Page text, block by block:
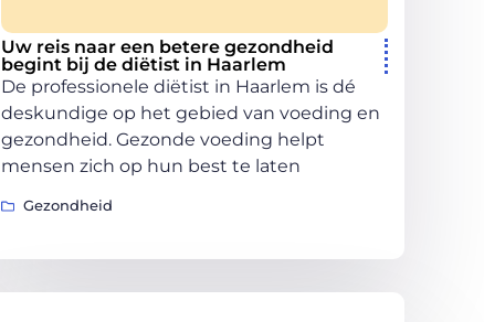
Uw reis naar een betere gezondheid
begint bij de diëtist in Haarlem
De professionele diëtist in Haarlem is dé
deskundige op het gebied van voeding en
gezondheid. Gezonde voeding helpt
mensen zich op hun best te laten
Gezondheid